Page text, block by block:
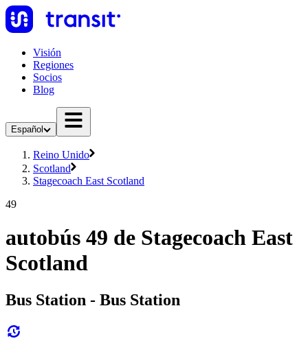
Visión
Regiones
Socios
Blog
Español
Reino Unido
Scotland
Stagecoach East Scotland
49
autobús 49 de Stagecoach East
Scotland
Bus Station - Bus Station